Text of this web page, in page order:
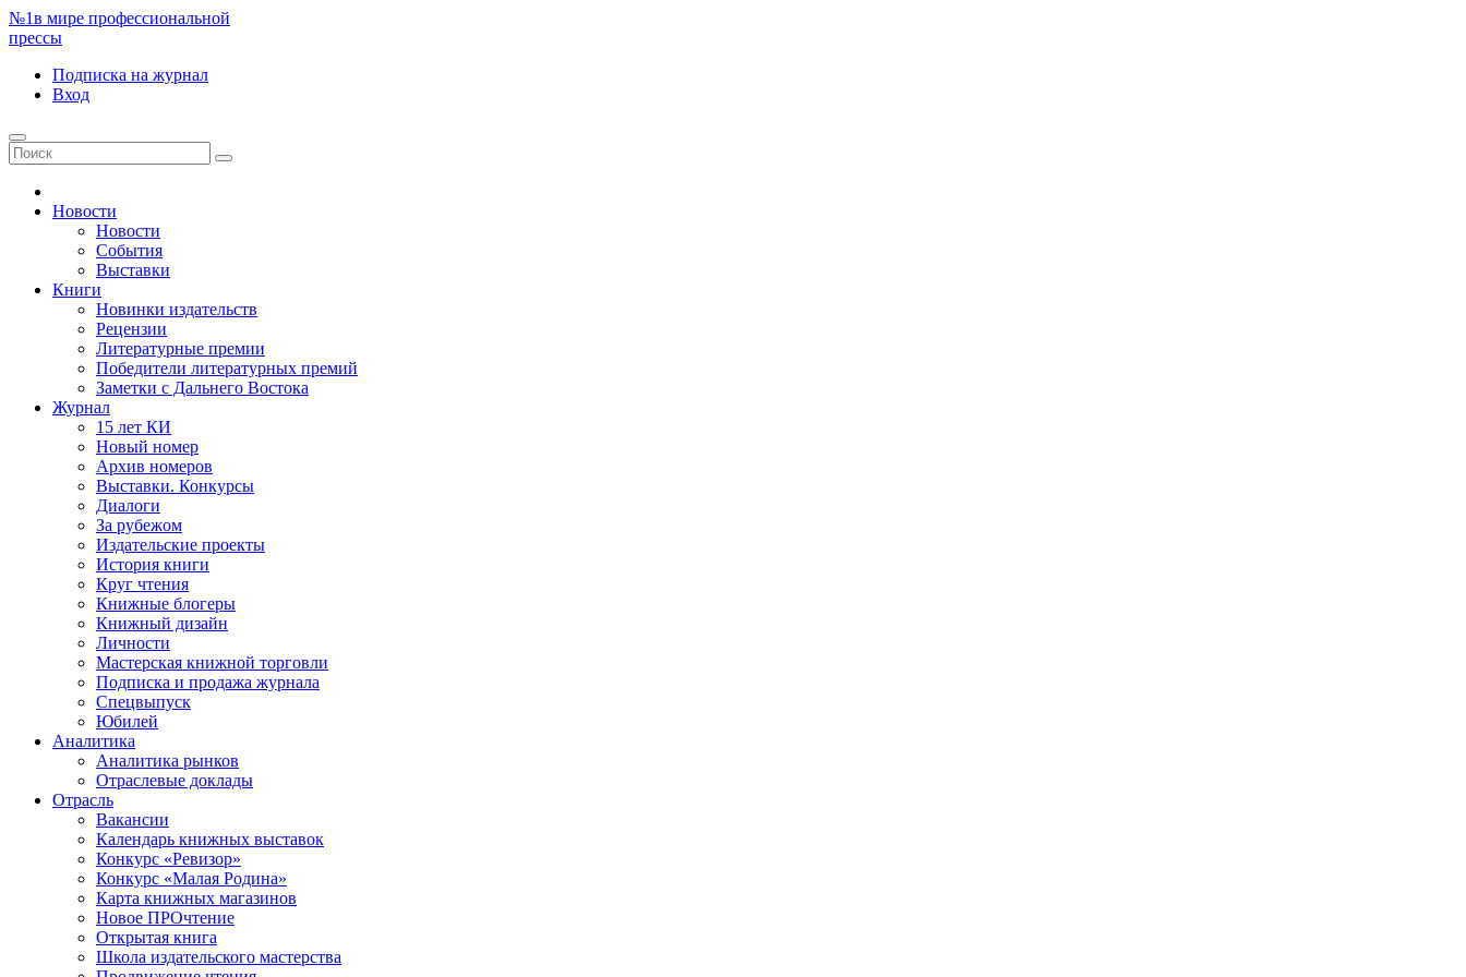
№1в мире профессиональной
прессы
Подписка на журнал
Вход
Новости
Новости
События
Выставки
Книги
Новинки издательств
Рецензии
Литературные премии
Победители литературных премий
Заметки с Дальнего Востока
Журнал
15 лет КИ
Новый номер
Архив номеров
Выставки. Конкурсы
Диалоги
За рубежом
Издательские проекты
История книги
Круг чтения
Книжные блогеры
Книжный дизайн
Личности
Мастерская книжной торговли
Подписка и продажа журнала
Спецвыпуск
Юбилей
Аналитика
Аналитика рынков
Отраслевые доклады
Отрасль
Вакансии
Календарь книжных выставок
Конкурс «Ревизор»
Конкурс «Малая Родина»
Карта книжных магазинов
Новое ПРОчтение
Открытая книга
Школа издательского мастерства